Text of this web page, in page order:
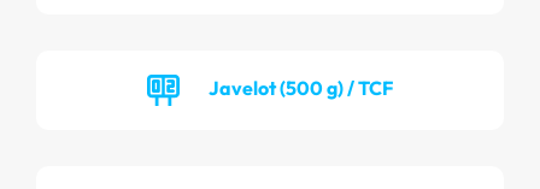
Javelot (500 g) / TCF